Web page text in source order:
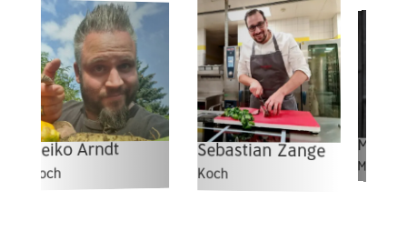
Heiko Arndt Sebastian Zange
Koch
Marcel
Meisterkoch